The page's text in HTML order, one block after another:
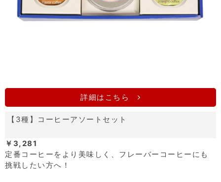
詳細はこちら
【3種】コーヒーアソートセット
￥3,281
定番コーヒーをより美味しく、フレーバーコーヒーにも
挑戦したい方へ！